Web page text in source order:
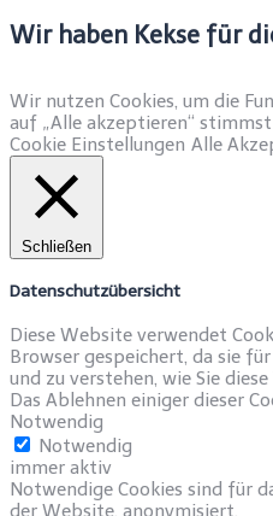
Wir haben Kekse für
Wir nutzen Cookies, um die
auf „Alle akzeptieren“ stimmst
Cookie Einstellungen Alle
Schließen
Datenschutzübersicht
Diese Website verwendet
Browser gespeichert, da sie
und zu verstehen, wie Sie
Das Ablehnen einiger dieser
Notwendig
Notwendig
immer aktiv
Notwendige Cookies sind für
der Website, anonymisiert.